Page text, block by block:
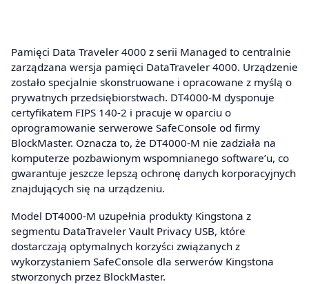
Pamięci Data Traveler 4000 z serii Managed to centralnie
zarządzana wersja pamięci DataTraveler 4000. Urządzenie
zostało specjalnie skonstruowane i opracowane z myślą o
prywatnych przedsiębiorstwach. DT4000-M dysponuje
certyfikatem FIPS 140-2 i pracuje w oparciu o
oprogramowanie serwerowe SafeConsole od firmy
BlockMaster. Oznacza to, że DT4000-M nie zadziała na
komputerze pozbawionym wspomnianego software’u, co
gwarantuje jeszcze lepszą ochronę danych korporacyjnych
znajdujących się na urządzeniu.
Model DT4000-M uzupełnia produkty Kingstona z
segmentu DataTraveler Vault Privacy USB, które
dostarczają optymalnych korzyści związanych z
wykorzystaniem SafeConsole dla serwerów Kingstona
stworzonych przez BlockMaster.